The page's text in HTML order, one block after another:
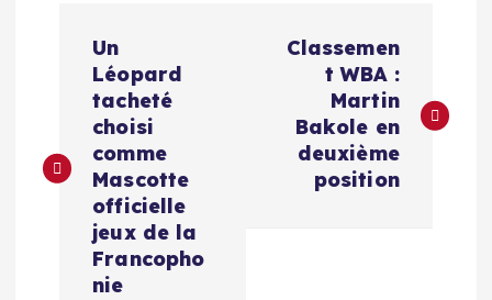
Navigation
l’article
Un
Léopard
tacheté
choisi
comme
Mascotte
officielle
jeux de la
Francopho
nie
Classemen
t WBA :
Martin
Bakole en
deuxième
position